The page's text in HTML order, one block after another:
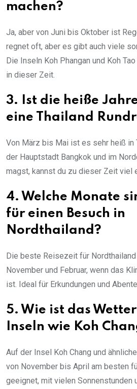
machen?
Ja, aber von Juni bis Oktober ist
regnet oft, aber es gibt auch viele
Die Inseln Koh Phangan und Koh
in dieser Zeit.
3. Ist die heiße
eine Thailand
Von März bis Mai ist es sehr heiß in
der Hauptstadt Bangkok und im
magst, kannst du zu dieser Zeit viel
4. Welche Monate
für einen Besuch in
Nordthailand?
Die beste Reisezeit für
November und Februar, wenn das
ist. Ideal für Erkundungen und
5. Wie ist das
Inseln wie Koh
Auf der Insel Koh Chang und
von November bis April am besten
geeignet, mit vielen Sonnenstunden